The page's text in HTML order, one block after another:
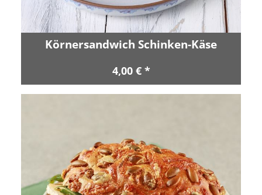
Körnersandwich Schinken-Käse
4,00 € *